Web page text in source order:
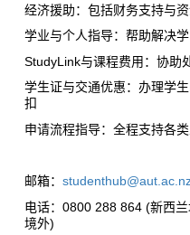
经济援助：包括财务支持与
学业与个人指导：帮助解决
StudyLink与课程费用：协助
学生证与交通优惠：办理学
扣
申请流程指导：全程支持各
邮箱：
电话：0800 288 864 (新西
境外)